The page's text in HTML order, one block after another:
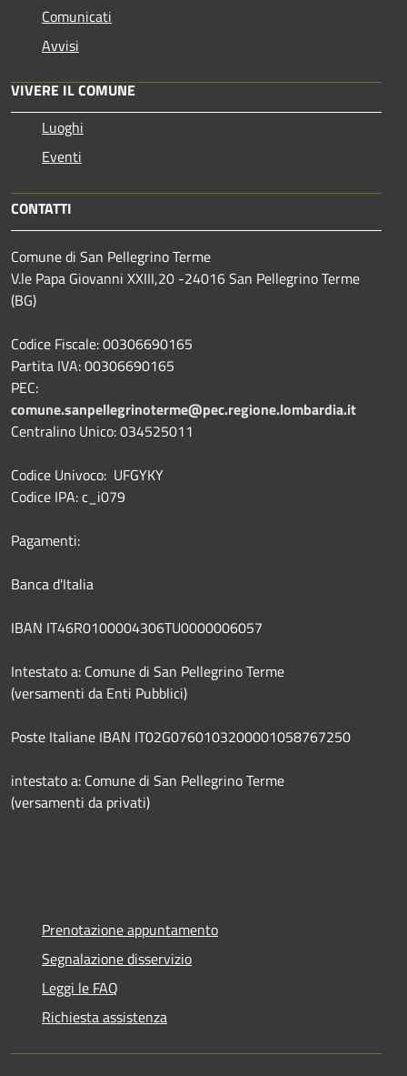
Comunicati
Avvisi
VIVERE IL COMUNE
Luoghi
Eventi
CONTATTI
Comune di San Pellegrino Terme
V.le Papa Giovanni XXIII,20 -24016 San Pellegrino Terme
(BG)
Codice Fiscale: 00306690165
Partita IVA: 00306690165
PEC:
comune.sanpellegrinoterme@pec.regione.lombardia.it
Centralino Unico: 034525011
Codice Univoco: UFGYKY
Codice IPA: c_i079
Pagamenti:
Banca d'Italia
IBAN IT46R0100004306TU0000006057
Intestato a: Comune di San Pellegrino Terme
(versamenti da Enti Pubblici)
Poste Italiane IBAN IT02G0760103200001058767250
intestato a: Comune di San Pellegrino Terme
(versamenti da privati)
Prenotazione appuntamento
Segnalazione disservizio
Leggi le FAQ
Richiesta assistenza